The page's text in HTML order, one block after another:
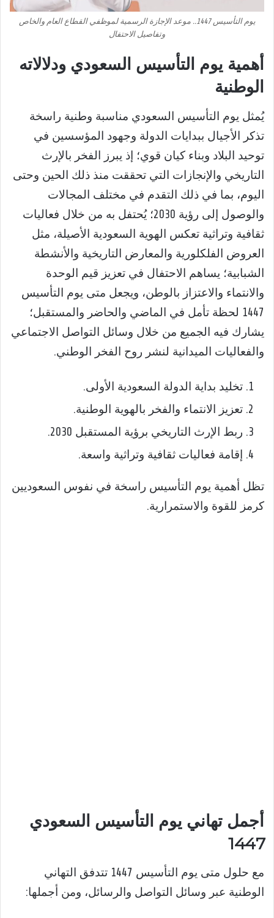
يوم التأسيس 1447.. موعد الإجازة الرسمية لموظفي القطاع العام والخاص
وتفاصيل الاحتفال
أهمية يوم التأسيس السعودي ودلالاته
الوطنية
يُمثل يوم التأسيس السعودي مناسبة وطنية راسخة
تذكر الأجيال ببدايات الدولة وجهود المؤسسين في
توحيد البلاد وبناء كيان قوي؛ إذ يبرز الفخر بالإرث
التاريخي والإنجازات التي تحققت منذ ذلك الحين وحتى
اليوم، بما في ذلك التقدم في مختلف المجالات
والوصول إلى رؤية 2030؛ يُحتفل به من خلال فعاليات
ثقافية وتراثية تعكس الهوية السعودية الأصيلة، مثل
العروض الفلكلورية والمعارض التاريخية والأنشطة
الشبابية؛ يساهم الاحتفال في تعزيز قيم الوحدة
والانتماء والاعتزاز بالوطن، ويجعل متى يوم التأسيس
1447 لحظة تأمل في الماضي والحاضر والمستقبل؛
يشارك فيه الجميع من خلال وسائل التواصل الاجتماعي
والفعاليات الميدانية لنشر روح الفخر الوطني.
تخليد بداية الدولة السعودية الأولى.
تعزيز الانتماء والفخر بالهوية الوطنية.
ربط الإرث التاريخي برؤية المستقبل 2030.
إقامة فعاليات ثقافية وتراثية واسعة.
تظل أهمية يوم التأسيس راسخة في نفوس السعوديين
كرمز للقوة والاستمرارية.
أجمل تهاني يوم التأسيس السعودي
1447
مع حلول متى يوم التأسيس 1447 تتدفق التهاني
الوطنية عبر وسائل التواصل والرسائل، ومن أجملها: